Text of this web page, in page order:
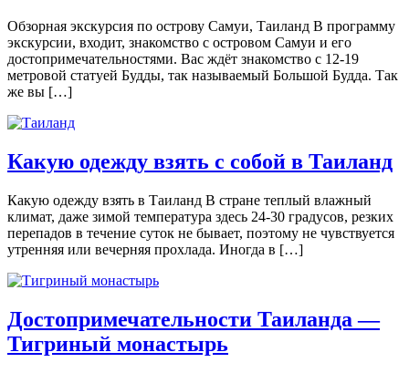
Обзорная экскурсия по острову Самуи, Таиланд В программу
экскурсии, входит, знакомство с островом Самуи и его
достопримечательностями. Вас ждёт знакомство с 12-19
метровой статуей Будды, так называемый Большой Будда. Так
же вы […]
Какую одежду взять с собой в Таиланд
Какую одежду взять в Таиланд В стране теплый влажный
климат, даже зимой температура здесь 24-30 градусов, резких
перепадов в течение суток не бывает, поэтому не чувствуется
утренняя или вечерняя прохлада. Иногда в […]
Достопримечательности Таиланда —
Тигриный монастырь